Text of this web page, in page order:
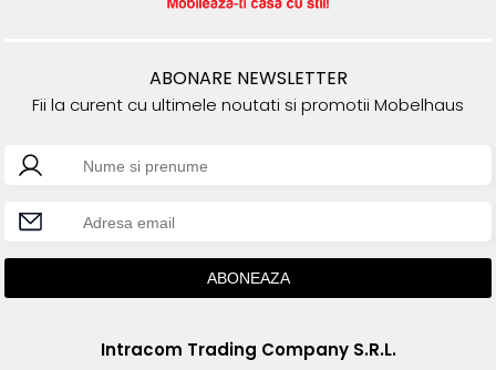
ABONARE NEWSLETTER
Fii la curent cu ultimele noutati si promotii Mobelhaus
Intracom Trading Company S.R.L.